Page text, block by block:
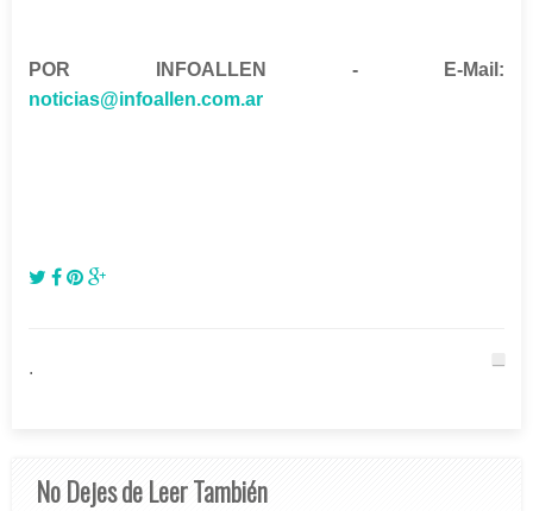
POR INFOALLEN - E-Mail:
noticias@infoallen.com.ar
.
No Dejes de Leer También